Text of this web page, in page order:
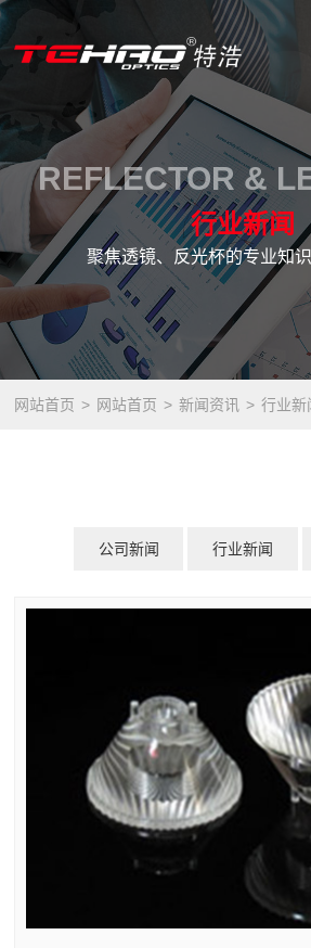
REFLECTOR &
行业新闻
聚焦透镜、反光杯的专业知
网站首页 网站首页 新闻资讯 行业新
公司新闻 行业新闻